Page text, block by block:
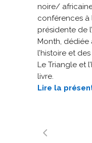
noire/
conférences à
présidente de
Month,
l’histoire et
Le Triangle et
livre.
Lire la